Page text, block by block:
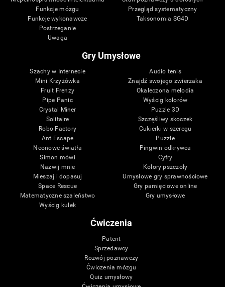
Funkcje mózgu
Funkcje wykonawcze
Postrzeganie
Uwaga
Przegląd systematyczny
Taksonomia SG4D
Gry Umysłowe
Szachy w Internecie
Mini Krzyżówka
Fruit Frenzy
Pipe Panic
Crystal Miner
Solitaire
Robo Factory
Ant Escape
Neonowe światła
Simon mówi
Nazwij mnie
Mieszaj i dopasuj
Space Rescue
Matematyczne szaleństwo
Wyścig kulek
Audio tenis
Znajdź swojego zwierzaka
Okaleczona melodia
Wyścig kolorów
Puzzle 3D
Szczęśliwy skoczek
Cukierki w szeregu
Puzzle
Pingwin odkrywca
Cyfry
Kolory pszczoły
Umysłowe gry sprawnościowe
Gry pamięciowe online
Gry umysłowe
Ćwiczenia
Patent
Sprzedawcy
Rozwój poznawczy
Ćwiczenia mózgu
Quiz umysłowy